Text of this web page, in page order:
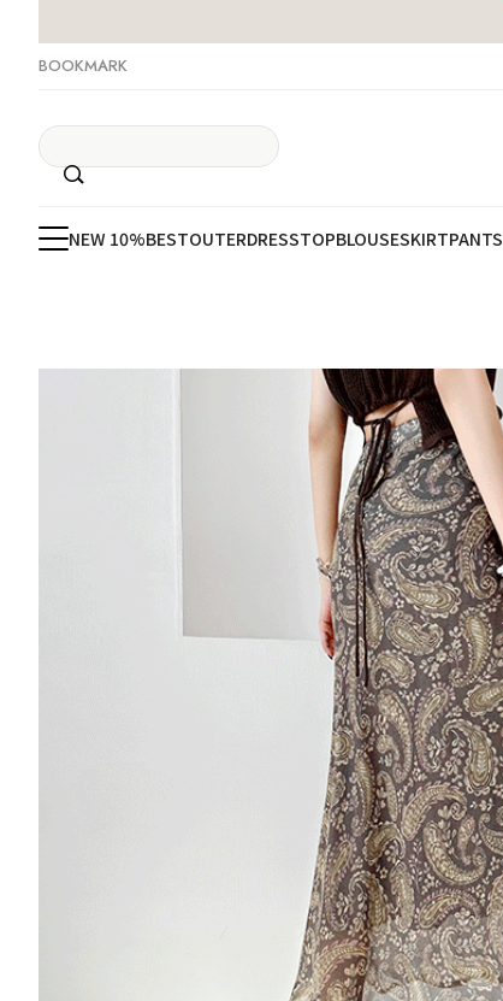
BOOKMARK
NEW 10%BESTOUTERDRESSTOPBLOUSESKIRTPANTS